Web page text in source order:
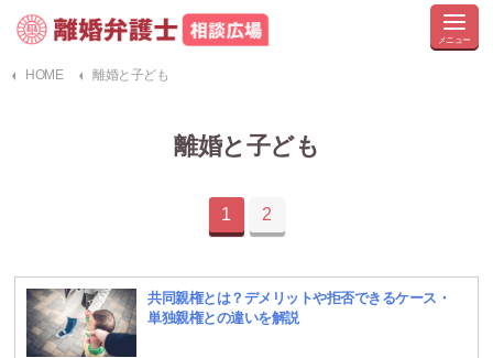
HOME 離婚と子ども
離婚と子ども
1 2
共同親権とは？デメリットや拒否できるケース・
単独親権との違いを解説